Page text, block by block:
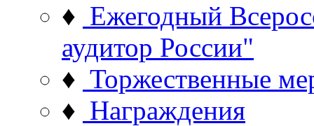
♦ Ежегодный
аудитор России"
♦ Торжественные
♦ Награждения